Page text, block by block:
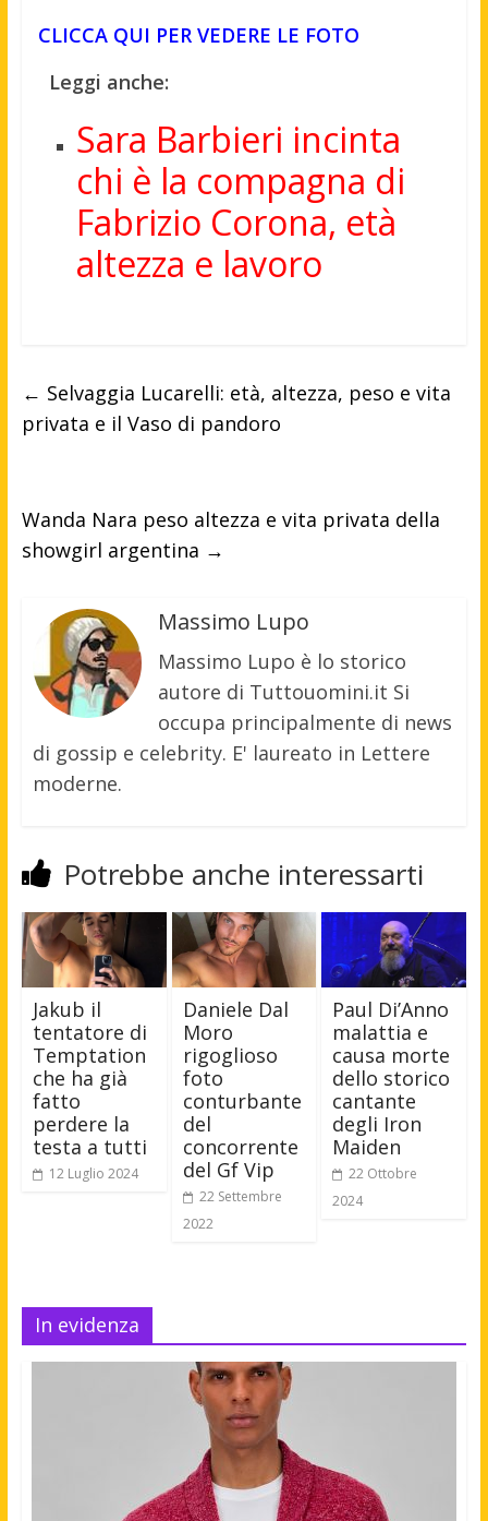
CLICCA QUI PER VEDERE LE FOTO
Leggi anche:
Sara Barbieri incinta
chi è la compagna di
Fabrizio Corona, età
altezza e lavoro
← Selvaggia Lucarelli: età, altezza, peso e vita
privata e il Vaso di pandoro
Wanda Nara peso altezza e vita privata della
showgirl argentina →
Massimo Lupo
Massimo Lupo è lo storico
autore di Tuttouomini.it Si
occupa principalmente di news
di gossip e celebrity. E' laureato in Lettere
moderne.
Potrebbe anche interessarti
Jakub il
tentatore di
Temptation
che ha già
fatto
perdere la
testa a tutti
12 Luglio 2024
Daniele Dal
Moro
rigoglioso
foto
conturbante
del
concorrente
del Gf Vip
22 Settembre
2022
Paul Di’Anno
malattia e
causa morte
dello storico
cantante
degli Iron
Maiden
22 Ottobre
2024
In evidenza